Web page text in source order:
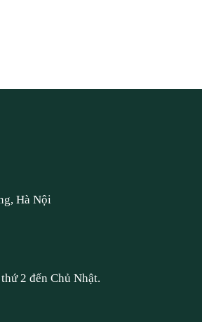
Hà Nội
2 đến Chủ Nhật.